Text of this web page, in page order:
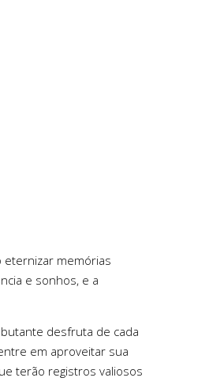
eternizar memórias
e sonhos, e a
desfruta de cada
em aproveitar sua
terão registros valiosos